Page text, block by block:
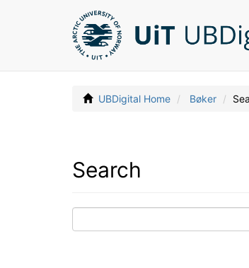
UBDigital Home Bøker
Search